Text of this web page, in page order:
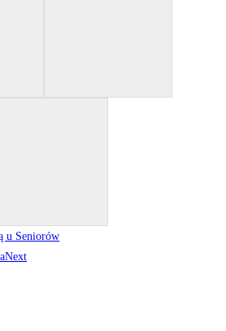
u Seniorów
Next